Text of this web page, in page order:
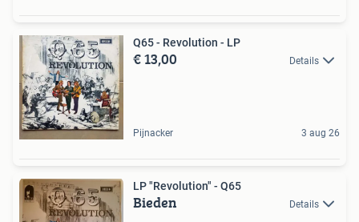
Q65 - Revolution - LP
€ 13,00 Details
Pijnacker 3 aug 26
LP "Revolution" - Q65
Bieden Details